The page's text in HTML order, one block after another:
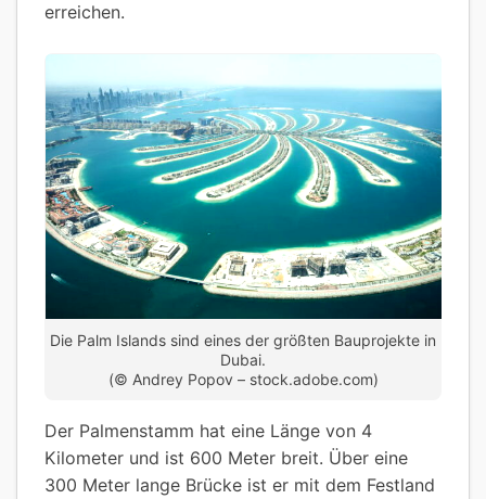
erreichen.
Die Palm Islands sind eines der größten Bauprojekte in
Dubai.
(© Andrey Popov – stock.adobe.com)
Der Palmenstamm hat eine Länge von 4
Kilometer und ist 600 Meter breit. Über eine
300 Meter lange Brücke ist er mit dem Festland